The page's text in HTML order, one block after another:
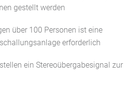
gestellt werden
über 100 Personen ist eine
erforderlich
ein Stereoübergabesignal zur